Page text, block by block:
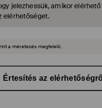
jelezhessük, amikor
elérhetőséget.
a méretezés megfelelő.
Értesítés az elérhetőségről